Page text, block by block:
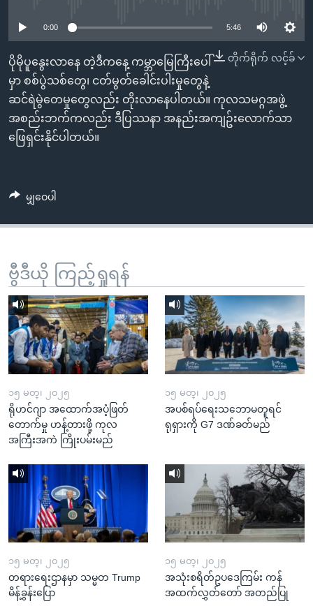
စာမျက်နှာ
သို့
ကျော်
ကြည့်
ရန်
နေရာ
ဗွီအိုအေ လူမှုကွန်ယက်များ
0:00 5:46
တိုက်ရိုက် လင့်ခ်
ပိုမိုပူနွေးလာနေ တဲ့ဒီကနေ့ ကမ္ဘာမြေကြီးပေါ်
မှာ စစ်ပွဲသစ်တွေ၊ ငတ်မွတ်ခေါင်းပါးမှုတွေနဲ့
ဆင်ရဲမွဲတေမှုတွေလည်း တိုးလာနေပါတယ်။ ကုလသမဂ္ဂအဖွဲ့
အစည်းဘက်ကလည်း ဒီပြဿနာ အနည်းအကျဥ်းလောက်သာ
ဖြေရှင်းနိုင်ပါတယ်။
မျှဝေပါ
ဗွီဒီယို ကြည့်ရှုရန်
၁၅ မတ္၊ ၂၀၂၅
ရိုဟင်ဂျာ အထောက်အပံ့ဖြတ်
တောက်မှု ဟန့်တားဖို့ ကုလ
အကြီးအကဲ ကြိုးပမ်းမည်
၁၅ မတ္၊ ၂၀၂၅
အပစ်ရပ်ရေးသဘောမတူရင်
ရုရှားကို G7 ဒဏ်ခတ်မည်
၁၅ မတ္၊ ၂၀၂၅
တရားရေးဌာနမှာ သမ္မတ Trump
မိန့်ခွန်းပြော
၁၅ မတ္၊ ၂၀၂၅
အသုံးစရိတ်ဥပဒေကြမ်း ကန်
အထက်လွှတ်တော် အတည်ပြု